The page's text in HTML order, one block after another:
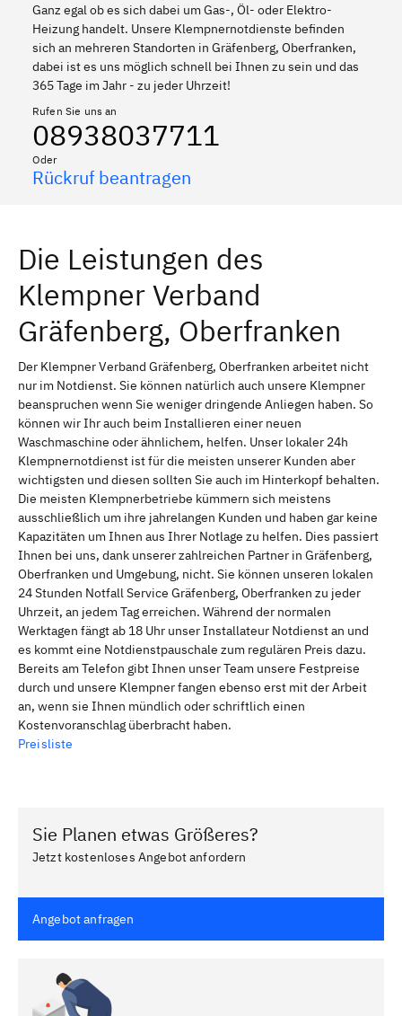
Ganz egal ob es sich dabei um Gas-, Öl- oder Elektro-
Heizung handelt. Unsere Klempnernotdienste befinden
sich an mehreren Standorten in Gräfenberg, Oberfranken,
dabei ist es uns möglich schnell bei Ihnen zu sein und das
365 Tage im Jahr - zu jeder Uhrzeit!
Rufen Sie uns an
08938037711
Oder
Rückruf beantragen
Die Leistungen des
Klempner Verband
Gräfenberg, Oberfranken
Der Klempner Verband Gräfenberg, Oberfranken arbeitet nicht
nur im Notdienst. Sie können natürlich auch unsere Klempner
beanspruchen wenn Sie weniger dringende Anliegen haben. So
können wir Ihr auch beim Installieren einer neuen
Waschmaschine oder ähnlichem, helfen. Unser lokaler 24h
Klempnernotdienst ist für die meisten unserer Kunden aber
wichtigsten und diesen sollten Sie auch im Hinterkopf behalten.
Die meisten Klempnerbetriebe kümmern sich meistens
ausschließlich um ihre jahrelangen Kunden und haben gar keine
Kapazitäten um Ihnen aus Ihrer Notlage zu helfen. Dies passiert
Ihnen bei uns, dank unserer zahlreichen Partner in Gräfenberg,
Oberfranken und Umgebung, nicht. Sie können unseren lokalen
24 Stunden Notfall Service Gräfenberg, Oberfranken zu jeder
Uhrzeit, an jedem Tag erreichen. Während der normalen
Werktagen fängt ab 18 Uhr unser Installateur Notdienst an und
es kommt eine Notdienstpauschale zum regulären Preis dazu.
Bereits am Telefon gibt Ihnen unser Team unsere Festpreise
durch und unsere Klempner fangen ebenso erst mit der Arbeit
an, wenn sie Ihnen mündlich oder schriftlich einen
Kostenvoranschlag überbracht haben.
Preisliste
Sie Planen etwas Größeres?
Jetzt kostenloses Angebot anfordern
Angebot anfragen